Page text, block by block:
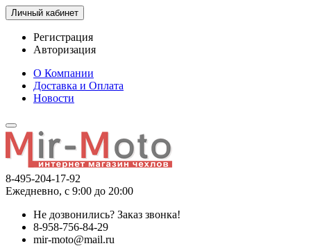
Личный кабинет
Регистрация
Авторизация
О Компании
Доставка и Оплата
Новости
8-495-204-17-92
Ежедневно, с 9:00 до 20:00
Не дозвонились? Заказ звонка!
8-958-756-84-29
mir-moto@mail.ru